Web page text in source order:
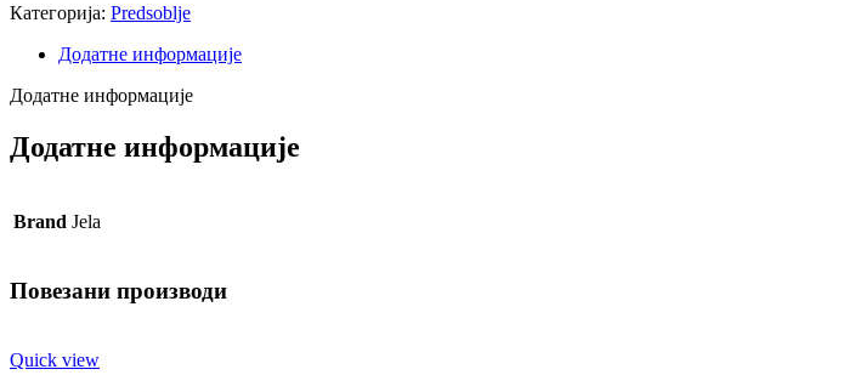
Категорија: Predsoblje
Додатне информације
Додатне информације
Додатне информације
Brand Jela
Повезани производи
Quick view